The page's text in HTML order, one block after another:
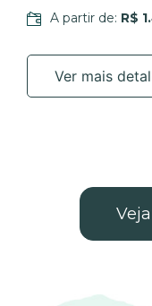
A partir de: R$
Ver mais